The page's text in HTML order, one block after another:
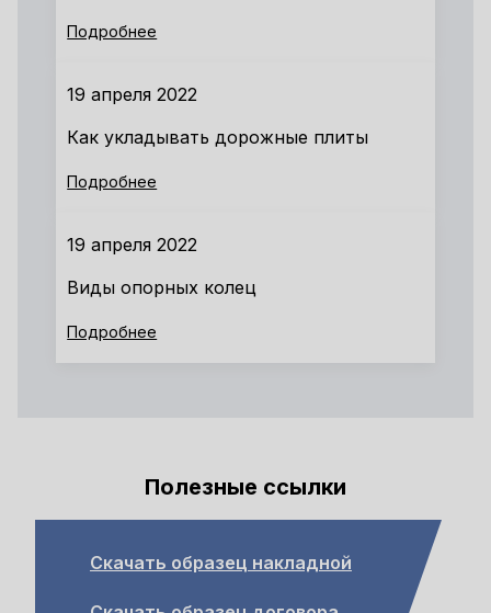
Подробнее
19 апреля 2022
Как укладывать дорожные плиты
Подробнее
19 апреля 2022
Виды опорных колец
Подробнее
Полезные ссылки
Скачать образец накладной